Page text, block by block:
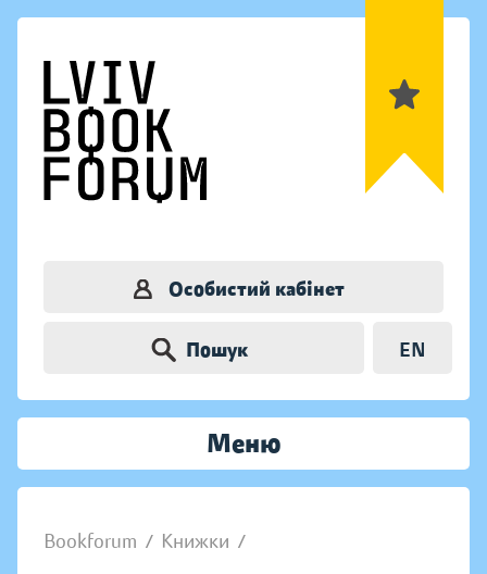
Особистий кабінет
Пошук EN
Меню
Bookforum / Книжки /